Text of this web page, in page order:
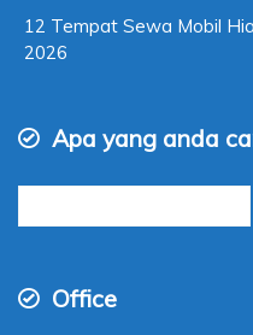
12 Tempat Sewa Mobil
2026
Apa yang anda
Cari
Office